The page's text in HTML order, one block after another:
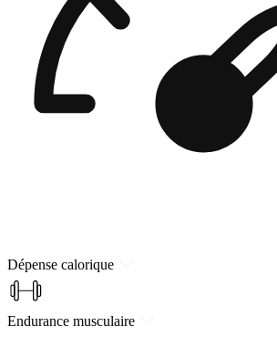
Dépense calorique
Endurance musculaire